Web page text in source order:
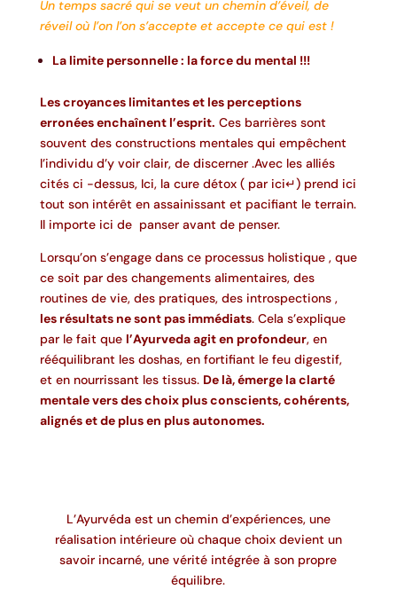
Un temps sacré qui se veut un chemin d’éveil, de
réveil où l’on l’on s’accepte et accepte ce qui est !
La limite personnelle : la force du mental !!!
Les croyances limitantes et les perceptions
erronées enchaînent l’esprit. Ces barrières sont
souvent des constructions mentales qui empêchent
l’individu d’y voir clair, de discerner .Avec les alliés
cités ci -dessus, Ici, la cure détox (par ici↵) prend ici
tout son intérêt en assainissant et pacifiant le terrain.
Il importe ici de panser avant de penser.
Lorsqu’on s’engage dans ce processus holistique , que
ce soit par des changements alimentaires, des
routines de vie, des pratiques, des introspections ,
les résultats ne sont pas immédiats. Cela s’explique
par le fait que l’Ayurveda agit en profondeur, en
rééquilibrant les doshas, en fortifiant le feu digestif,
et en nourrissant les tissus. De là, émerge la clarté
mentale vers des choix plus conscients, cohérents,
alignés et de plus en plus autonomes.
L’Ayurvéda est un chemin d’expériences, une
réalisation intérieure où chaque choix devient un
savoir incarné, une vérité intégrée à son propre
équilibre.